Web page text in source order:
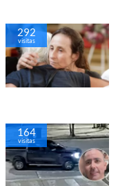
292
visitas
164
visitas